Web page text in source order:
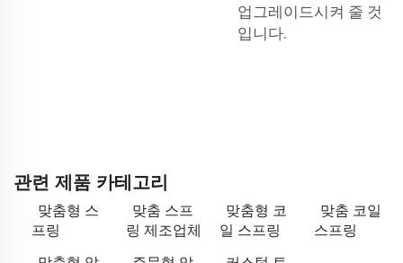
업그레이드시켜 줄 것
입니다.
관련 제품 카테고리
맞춤형 스
프링
맞춤 스프
링 제조업체
맞춤형 코
일 스프링
맞춤 코일
스프링